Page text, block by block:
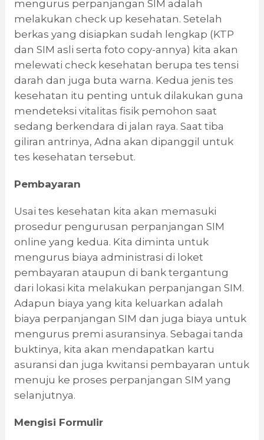
mengurus perpanjangan SIM adalah
melakukan check up kesehatan. Setelah
berkas yang disiapkan sudah lengkap (KTP
dan SIM asli serta foto copy-annya) kita akan
melewati check kesehatan berupa tes tensi
darah dan juga buta warna. Kedua jenis tes
kesehatan itu penting untuk dilakukan guna
mendeteksi vitalitas fisik pemohon saat
sedang berkendara di jalan raya. Saat tiba
giliran antrinya, Adna akan dipanggil untuk
tes kesehatan tersebut.
Pembayaran
Usai tes kesehatan kita akan memasuki
prosedur pengurusan perpanjangan SIM
online yang kedua. Kita diminta untuk
mengurus biaya administrasi di loket
pembayaran ataupun di bank tergantung
dari lokasi kita melakukan perpanjangan SIM.
Adapun biaya yang kita keluarkan adalah
biaya perpanjangan SIM dan juga biaya untuk
mengurus premi asuransinya. Sebagai tanda
buktinya, kita akan mendapatkan kartu
asuransi dan juga kwitansi pembayaran untuk
menuju ke proses perpanjangan SIM yang
selanjutnya.
Mengisi Formulir